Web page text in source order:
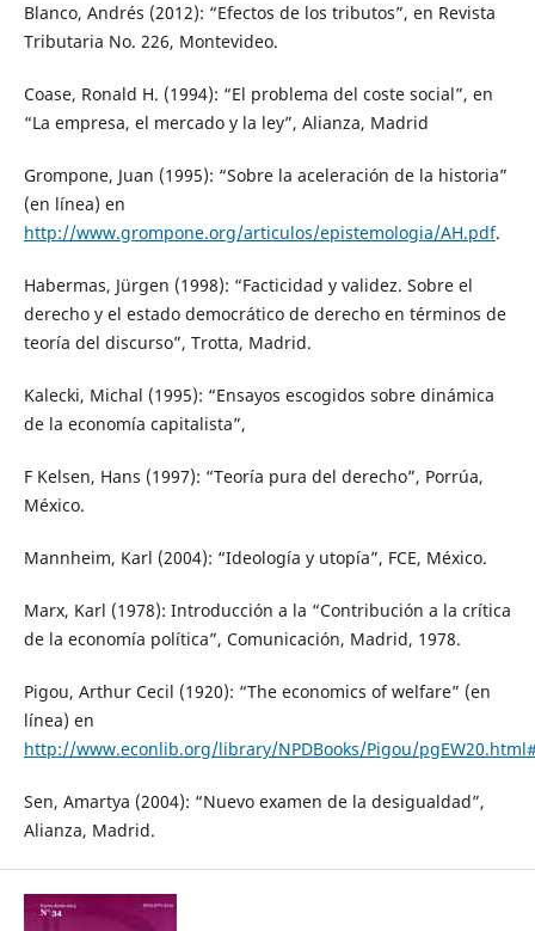
Blanco, Andrés (2012): “Efectos de los tributos”, en Revista
Tributaria No. 226, Montevideo.
Coase, Ronald H. (1994): “El problema del coste social”, en
“La empresa, el mercado y la ley”, Alianza, Madrid
Grompone, Juan (1995): “Sobre la aceleración de la historia”
(en línea) en
http://www.grompone.org/articulos/epistemologia/AH.pdf.
Habermas, Jürgen (1998): “Facticidad y validez. Sobre el
derecho y el estado democrático de derecho en términos de
teoría del discurso”, Trotta, Madrid.
Kalecki, Michal (1995): “Ensayos escogidos sobre dinámica
de la economía capitalista”,
F Kelsen, Hans (1997): “Teoría pura del derecho”, Porrúa,
México.
Mannheim, Karl (2004): “Ideología y utopía”, FCE, México.
Marx, Karl (1978): Introducción a la “Contribución a la crítica
de la economía política”, Comunicación, Madrid, 1978.
Pigou, Arthur Cecil (1920): “The economics of welfare” (en
línea) en
http://www.econlib.org/library/NPDBooks/Pigou/
Sen, Amartya (2004): “Nuevo examen de la desigualdad”,
Alianza, Madrid.